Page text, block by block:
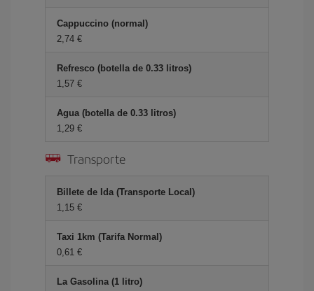
Cappuccino (normal)
2,74 €
Refresco (botella de 0.33 litros)
1,57 €
Agua (botella de 0.33 litros)
1,29 €
Transporte
Billete de Ida (Transporte Local)
1,15 €
Taxi 1km (Tarifa Normal)
0,61 €
La Gasolina (1 litro)